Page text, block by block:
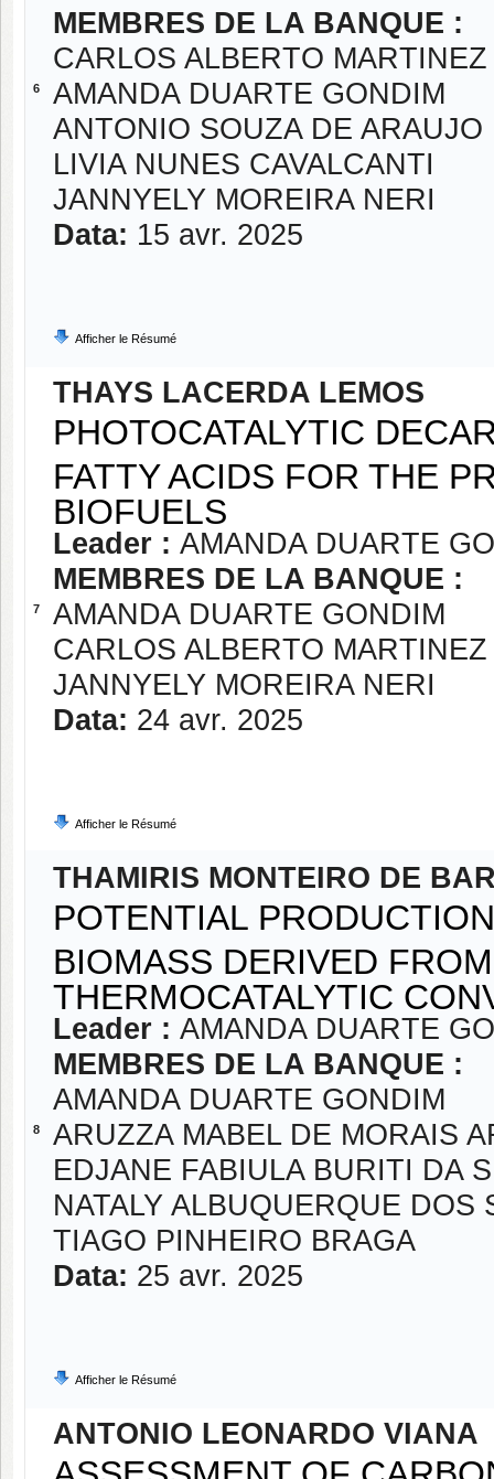
6
MEMBRES DE LA BANQUE :
CARLOS ALBERTO
AMANDA DUARTE GONDIM
ANTONIO SOUZA DE ARAUJO
LIVIA NUNES CAVALCANTI
JANNYELY MOREIRA NERI
Data: 15 avr. 2025
Afficher le Résumé
7
THAYS LACERDA LEMOS
PHOTOCATALYTIC
FATTY ACIDS FOR THE
BIOFUELS
Leader : AMANDA DUARTE
MEMBRES DE LA BANQUE :
AMANDA DUARTE GONDIM
CARLOS ALBERTO
JANNYELY MOREIRA NERI
Data: 24 avr. 2025
Afficher le Résumé
8
THAMIRIS MONTEIRO DE
POTENTIAL
BIOMASS DERIVED
THERMOCATALYTIC
Leader : AMANDA DUARTE
MEMBRES DE LA BANQUE :
AMANDA DUARTE GONDIM
ARUZZA MABEL DE MORAIS
EDJANE FABIULA BURITI DA
NATALY ALBUQUERQUE DOS
TIAGO PINHEIRO BRAGA
Data: 25 avr. 2025
Afficher le Résumé
ANTONIO LEONARDO VIANA